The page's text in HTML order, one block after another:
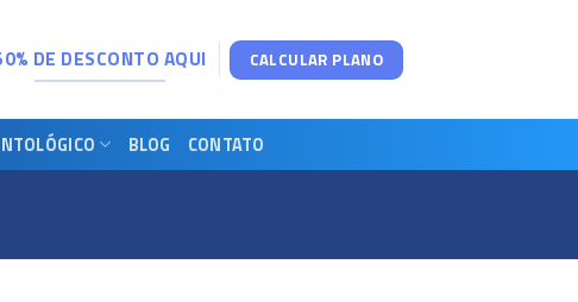
DE DESCONTO AQUI CALCULAR PLANO
BLOG CONTATO